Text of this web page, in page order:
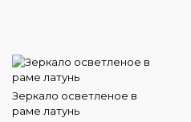
Зеркало осветленое в
раме латунь